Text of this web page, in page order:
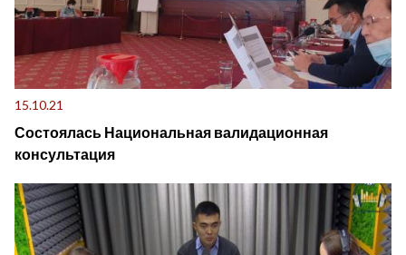
15.10.21
Состоялась Национальная валидационная
консультация